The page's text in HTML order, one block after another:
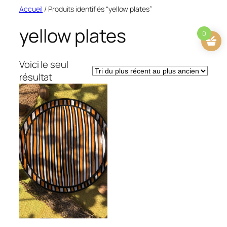
Aller
contenu
Accueil / Produits identifiés “yellow plates”
yellow plates
Voici le seul
résultat
0